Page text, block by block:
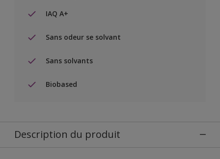
IAQ A+
Sans odeur se solvant
Sans solvants
Biobased
Description du produit